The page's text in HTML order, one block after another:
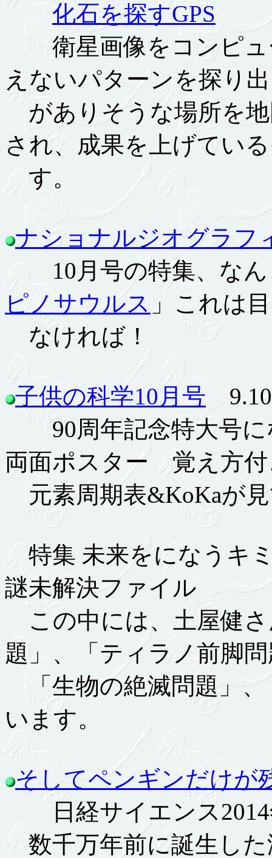
化石を探すGPS
衛星画像をコンピュ
えないパターンを探り
がありそうな場所を地
され、成果を上げてい
す。
ナショナルジオグラフ
10月号の特集、なん
ピノサウルス 」これは
なければ！
子供の科学10月号
90周年記念特大号に
両面ポスター 覚え方
元素周期表&KoKaが
特集 未来をになうキ
謎未解決ファイル
この中には、土屋健
題」、「ティラノ前脚
「生物の絶滅問題」、
います。
そしてペンギンだけが
日経サイエンス2014
数千万年前に誕生した